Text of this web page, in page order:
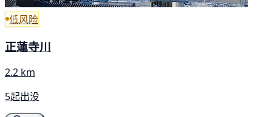
低风险
正蓮寺川
2.2 km
5起出没